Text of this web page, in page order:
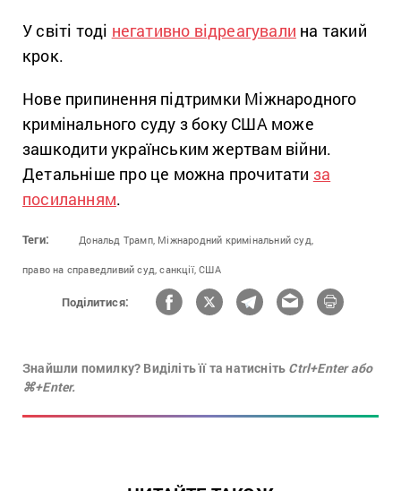
У світі тоді негативно відреагували на такий
крок.
Нове припинення підтримки Міжнародного
кримінального суду з боку США може
зашкодити українським жертвам війни.
Детальніше про це можна прочитати за
посиланням.
Теги: Дональд Трамп, Міжнародний кримінальний суд,
право на справедливий суд, санкції, США
Поділитися:
Знайшли помилку? Виділіть її та натисніть Ctrl+Enter або
⌘+Enter.